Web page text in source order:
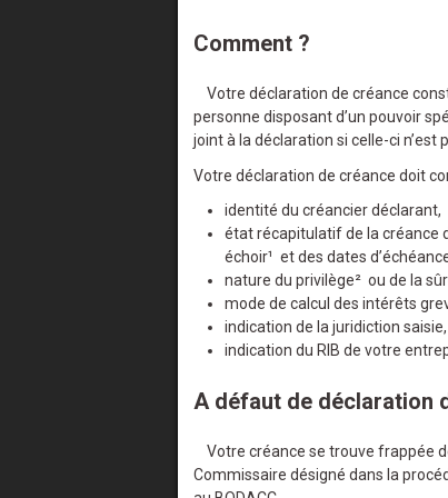
Comment ?
Votre déclaration de créance
personne disposant d’un pouvoir
joint à la déclaration si celle-ci n’est
Votre déclaration de créance doit
identité du créancier déclarant,
état récapitulatif de la créance
échoir¹ et des dates
nature du privilège² ou de la
mode de calcul des intérêts
indication de la juridiction
indication du RIB de votre
A défaut de déclaration
Votre créance se trouve frappée
Commissaire désigné dans la